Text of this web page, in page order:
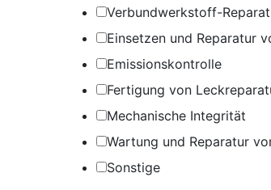
Verbundwerkstoff-
Einsetzen und Reparatur
Emissionskontrolle
Fertigung von
Mechanische Integrität
Wartung und Reparatur
Sonstige